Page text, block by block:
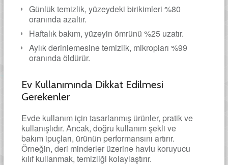
Günlük temizlik, yüzeydeki birikimleri %80
oranında azaltır.
Haftalık bakım, yüzeyin ömrünü %25 uzatır.
Aylık derinlemesine temizlik, mikropları %99
oranında öldürür.
Ev Kullanımında Dikkat Edilmesi
Gerekenler
Evde kullanım için tasarlanmış ürünler, pratik ve
kullanışlıdır. Ancak, doğru kullanım şekli ve
bakım ipuçları, ürünün performansını artırır.
Örneğin, deri minderler üzerine havlu koruyucu
kılıf kullanmak, temizliği kolaylaştırır.